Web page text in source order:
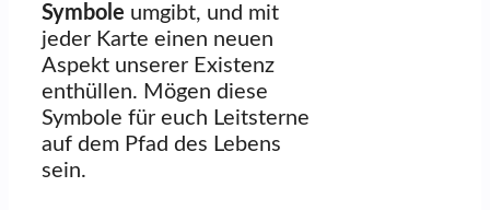
Symbole umgibt, und mit
jeder Karte einen neuen
Aspekt unserer Existenz
enthüllen. Mögen diese
Symbole für euch Leitsterne
auf dem Pfad des Lebens
sein.